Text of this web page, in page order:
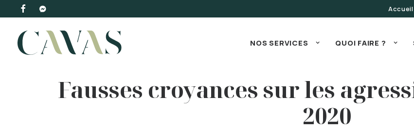
Accueil
NOS SERVICES QUOI FAIRE ?
Fausses croyances sur les
2020